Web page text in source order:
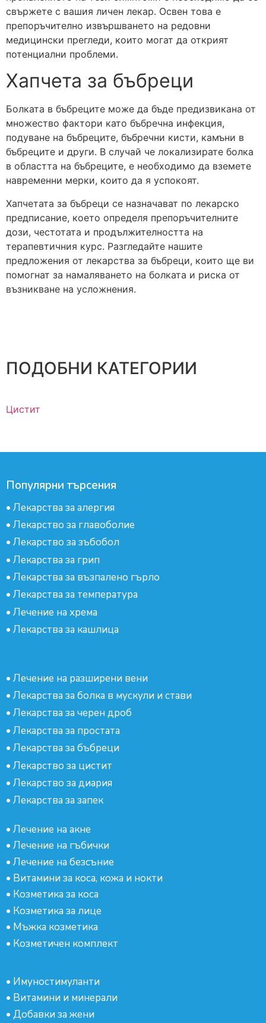
свържете с вашия личен лекар. Освен това е
препоръчително извършването на редовни
медицински прегледи, които могат да открият
потенциални проблеми.
Хапчета за бъбреци
Болката в бъбреците може да бъде предизвикана от
множество фактори като бъбречна инфекция,
подуване на бъбреците, бъбречни кисти, камъни в
бъбреците и други. В случай че локализирате болка
в областта на бъбреците, е необходимо да вземете
навременни мерки, които да я успокоят.
Хапчетата за бъбреци се назначават по лекарско
предписание, което определя препоръчителните
дози, честотата и продължителността на
терапевтичния курс. Разгледайте нашите
предложения от лекарства за бъбреци, които ще ви
помогнат за намаляването на болката и риска от
възникване на усложнения.
ПОДОБНИ КАТЕГОРИИ
Цистит
Популярни търсения
• Лекарства за алергия
• Лекарство за главоболие
• Лекарство за зъбобол
• Лекарства за грип
• Лекарства за възпалено гърло
• Лекарства за температура
• Лечение на хрема
• Лекарства за кашлица
• Лечение на разширени вени
• Лекарства за болка в мускули и стави
• Лекарства за черен дроб
• Лекарства за простата
• Лекарства за бъбреци
• Лекарство за цистит
• Лекарство за диария
• Лекарства за запек
• Лечение на акне
• Лечение на гъбички
• Лечение на безсъние
• Витамини за коса, кожа и нокти
• Козметика за коса
• Козметика за лице
• Мъжка козметика
• Козметичен комплект
• Имуностимуланти
• Витамини и минерали
• Добавки за жени